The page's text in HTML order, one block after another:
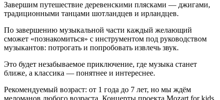
Завершим путешествие деревенскими плясками — джигами,
традиционными танцами шотландцев и ирландцев.
По завершению музыкальной части каждый желающий
сможет «познакомиться» с инструментом под руководством
музыкантов: потрогать и попробовать извлечь звук.
Это будет незабываемое приключение, где музыка станет
ближе, а классика — понятнее и интереснее.
Рекомендуемый возраст: от 1 года до 7 лет, но мы ждём